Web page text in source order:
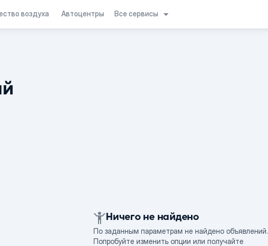
воздуха Автоцентры Все сервисы
Ничего не найдено
По заданным параметрам не найдено объявлений.
Попробуйте изменить опции или получайте